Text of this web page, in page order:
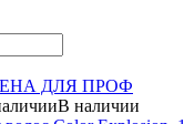
ДЛЯ ПРОФ
В наличии